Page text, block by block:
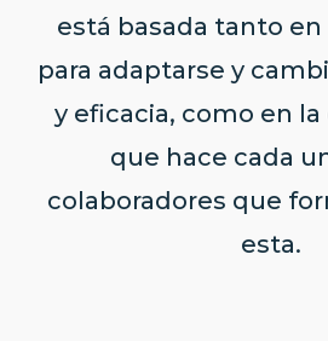
está basada tanto en
para adaptarse y
y eficacia, como en
que hace cada
colaboradores que
esta.